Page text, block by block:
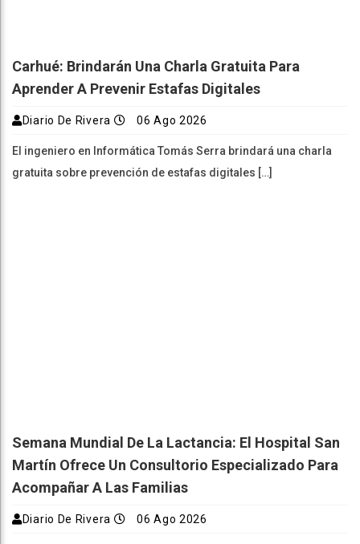
Carhué: Brindarán Una Charla Gratuita Para
Aprender A Prevenir Estafas Digitales
Diario De Rivera 06 Ago 2026
El ingeniero en Informática Tomás Serra brindará una charla
gratuita sobre prevención de estafas digitales […]
Semana Mundial De La Lactancia: El Hospital San
Martín Ofrece Un Consultorio Especializado Para
Acompañar A Las Familias
Diario De Rivera 06 Ago 2026